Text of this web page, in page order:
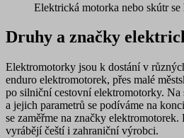
Elektrická motorka nebo skútr se
Druhy a značky
Elektromotorky jsou k dostání v
enduro elektromotorek, přes malé
po silniční cestovníelektromotorky. Na
a jejich parametrů se podíváme na
se zaměřme na značky
vyrábějí čeští i zahraniční výrobci.